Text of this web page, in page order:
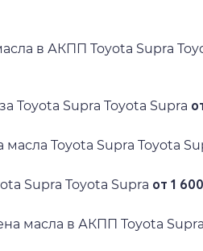
в АКПП Toyota Supra
Toyota Supra Toyota Supra
Toyota Supra Toyota
Supra Toyota Supra от 1
масла в АКПП Toyota